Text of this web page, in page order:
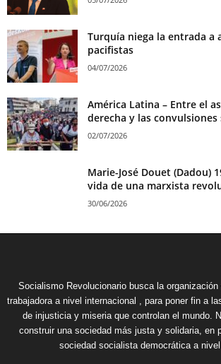
Turquía niega la entrada a
pacifistas
04/07/2026
América Latina – Entre el
derecha y las convulsiones
02/07/2026
Marie-José Douet (Dadou)
vida de una marxista
30/06/2026
Socialismo Revolucionario busca la
trabajadora a nivel internacional , para poner fin a
de injusticia y miseria que controlan el mundo.
construir una sociedad más justa y solidaria, en
sociedad socialista democrática a nivel